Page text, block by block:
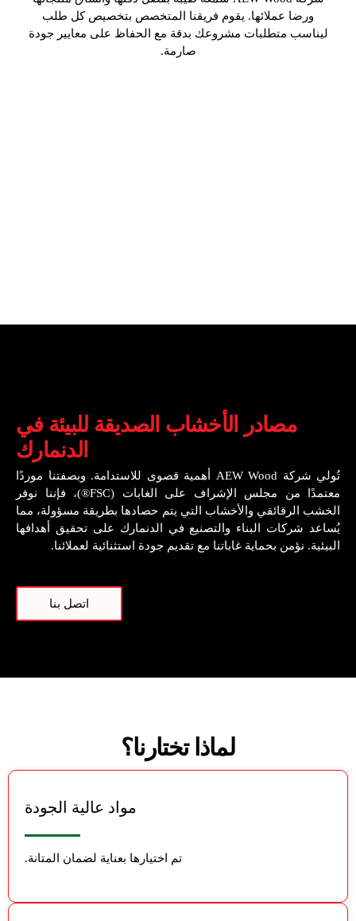
ورضا عملائها. يقوم فريقنا المتخصص بتخصيص كل طلب
ليناسب متطلبات مشروعك بدقة مع الحفاظ على معايير جودة
صارمة.
مصادر الأخشاب الصديقة للبيئة في
الدنمارك
تُولي شركة AEW Wood أهمية قصوى للاستدامة. وبصفتنا موردًا
معتمدًا من مجلس الإشراف على الغابات (FSC®)، فإننا نوفر
الخشب الرقائقي والأخشاب التي يتم حصادها بطريقة مسؤولة، مما
يُساعد شركات البناء والتصنيع في الدنمارك على تحقيق أهدافها
البيئية. نؤمن بحماية غاباتنا مع تقديم جودة استثنائية لعملائنا.
اتصل بنا
لماذا تختارنا؟
مواد عالية الجودة
تم اختيارها بعناية لضمان المتانة.